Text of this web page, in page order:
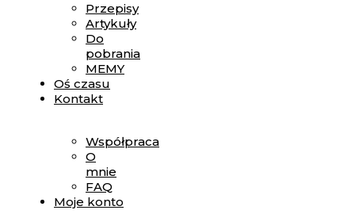
Przepisy
Artykuły
Do
pobrania
MEMY
Oś czasu
Kontakt
Współpraca
O
mnie
FAQ
Moje konto